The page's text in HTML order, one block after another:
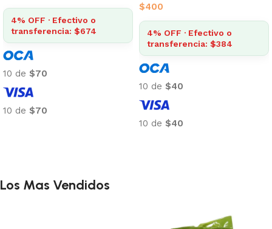
4% OFF · Efectivo o
transferencia: $432
10 de $45
10 de $45
4% OFF · Efectivo o
transferencia: $384
10 de$40
10 de$40
Añadir al carrito
Los Mas Vendidos